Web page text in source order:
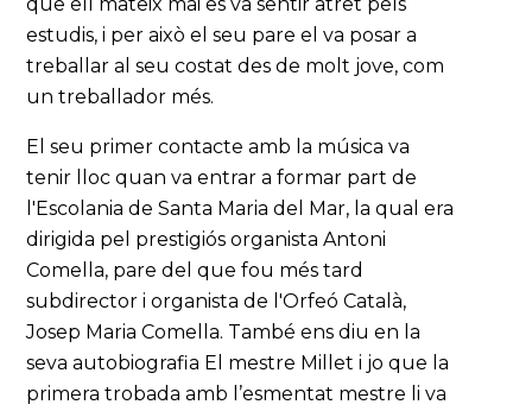
estudis, i per això el seu pare el va posar a
treballar al seu costat des de molt jove, com
un treballador més.
El seu primer contacte amb la música va
tenir lloc quan va entrar a formar part de
l'Escolania de Santa Maria del Mar, la qual era
dirigida pel prestigiós organista Antoni
Comella, pare del que fou més tard
subdirector i organista de l'Orfeó Català,
Josep Maria Comella. També ens diu en la
seva autobiografia El mestre Millet i jo que la
primera trobada amb l’esmentat mestre li va